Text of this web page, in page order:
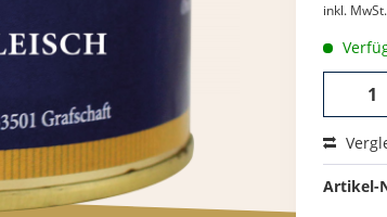
inkl. MwSt.
Artikel-